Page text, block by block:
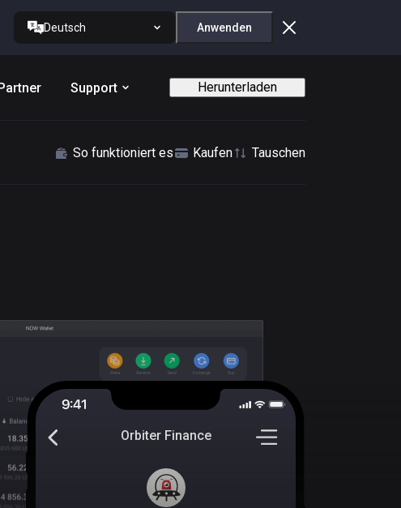
Deutsch Anwenden
Support Herunterladen
So funktioniert es Kaufen Tauschen
Orbiter Finance